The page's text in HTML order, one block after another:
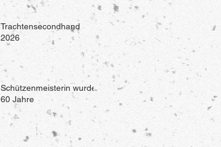
Trachtensecondhand
2026
Schützenmeisterin wurde
60 Jahre